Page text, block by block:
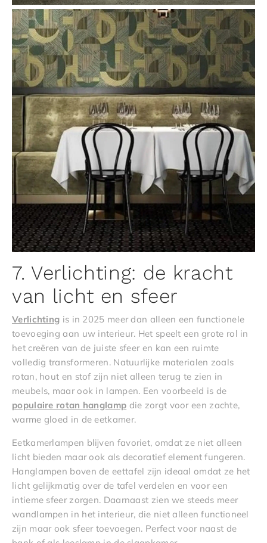
7. Verlichting: de kracht
van licht en sfeer
Verlichting is in 2025 meer dan alleen een functionele
toevoeging aan uw interieur. Het speelt een grote rol in
het creëren van de juiste sfeer en kan een ruimte
volledig transformeren. Natuurlijke materialen zoals
rotan, hout en stof zijn niet alleen terug te zien in
meubels, maar ook in lampen. Een voorbeeld is de
populaire rotan hanglamp die zorgt voor een zachte,
warme gloed in de eetkamer.
Eetkamerlampen blijven favoriet, omdat ze niet alleen
licht bieden maar ook als decoratief element fungeren.
Hanglampen boven de eettafel zijn ideaal omdat ze het
licht gelijkmatig over de tafel verdelen en voor een
intieme sfeer zorgen. Daarnaast zien we steeds meer
wandlampen in het interieur, die niet alleen functioneel
zijn maar ook sfeer toevoegen. Perfect voor naast de